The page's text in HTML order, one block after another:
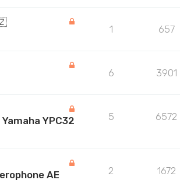
1 657
6 3901
YPC32 5 6572
AE
2 1672